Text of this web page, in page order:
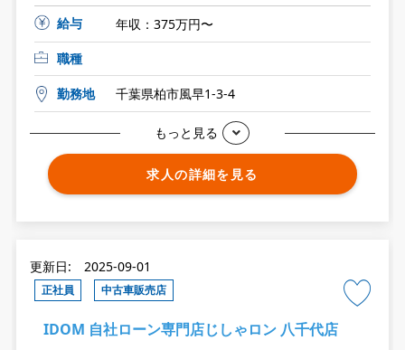
給与
年収：375万円〜
職種
勤務地 千葉県柏市風早1-3-4
もっと見る
求人の詳細を見る
更新日: 2025-09-01
正社員 中古車販売店
IDOM 自社ローン専門店じしゃロン 八千代店